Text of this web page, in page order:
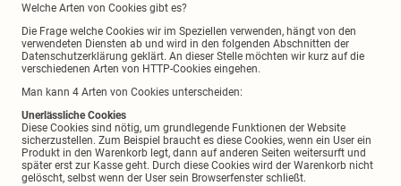
Welche Arten von Cookies gibt es?
Die Frage welche Cookies wir im Speziellen verwenden, hängt von den
verwendeten Diensten ab und wird in den folgenden Abschnitten der
Datenschutzerklärung geklärt. An dieser Stelle möchten wir kurz auf die
verschiedenen Arten von HTTP-Cookies eingehen.
Man kann 4 Arten von Cookies unterscheiden:
Unerlässliche Cookies
Diese Cookies sind nötig, um grundlegende Funktionen der Website
sicherzustellen. Zum Beispiel braucht es diese Cookies, wenn ein User ein
Produkt in den Warenkorb legt, dann auf anderen Seiten weitersurft und
später erst zur Kasse geht. Durch diese Cookies wird der Warenkorb nicht
gelöscht, selbst wenn der User sein Browserfenster schließt.